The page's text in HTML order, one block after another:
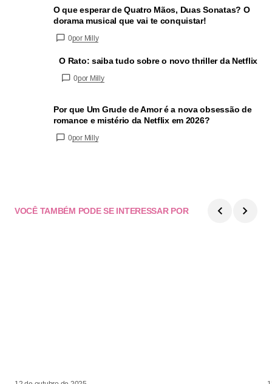
O que esperar de Quatro Mãos, Duas Sonatas? O
dorama musical que vai te conquistar!
0por Milly
O Rato: saiba tudo sobre o novo thriller da Netflix
0por Milly
Por que Um Grude de Amor é a nova obsessão de
romance e mistério da Netflix em 2026?
0por Milly
VOCÊ TAMBÉM PODE SE INTERESSAR POR